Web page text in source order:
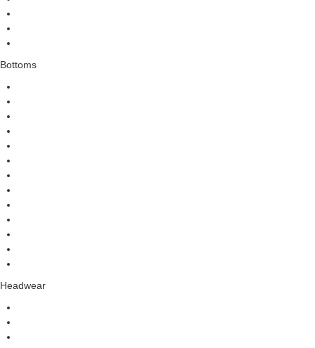
Bottoms
Headwear